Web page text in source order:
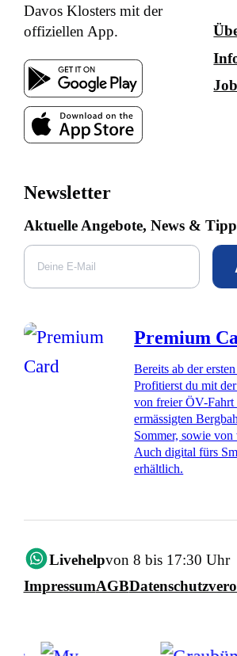
Davos Klosters mit der
offiziellen App.
Newsletter
Aktuelle Angebote, News &
Premium
Bereits ab der
Profitierst du mit
von freier ÖV-Fahrt
ermässigten
Sommer, sowie
Auch digital fürs
erhältlich.
Livehelpvon 8 bis 17:30 Uhr
ImpressumAGB